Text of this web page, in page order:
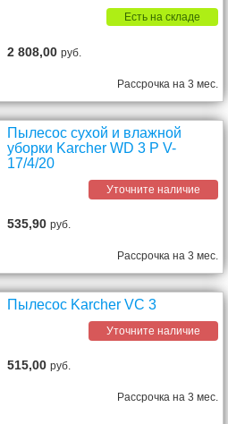
Есть на складе
2 808,00руб.
Рассрочка на 3 мес.
Пылесос сухой и влажной
уборки Karcher WD 3 P V-
17/4/20
Уточните наличие
535,90руб.
Рассрочка на 3 мес.
Пылесос Karcher VC 3
Уточните наличие
515,00руб.
Рассрочка на 3 мес.